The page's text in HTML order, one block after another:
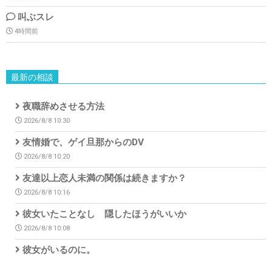
叫ぶスレ
4時間前
最新の相談
夜職辞めさせる方法
2026/8/8 10:30
友情婚で、ゲイ旦那からのDV
2026/8/8 10:20
友達以上恋人未満の関係は続きますか？
2026/8/8 10:16
彼女いたことなし 隠したほうがいいか
2026/8/8 10:08
彼女がいるのに。